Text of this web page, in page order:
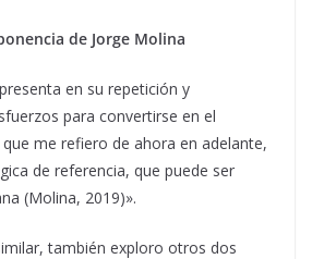
de Jorge Molina
en su repetición y
para convertirse en el
me refiero de ahora en adelante,
de referencia, que puede ser
(Molina, 2019)».
también exploro otros dos